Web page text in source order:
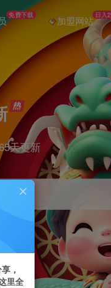
免费下载 加盟网站 日入
天更新
，
里全